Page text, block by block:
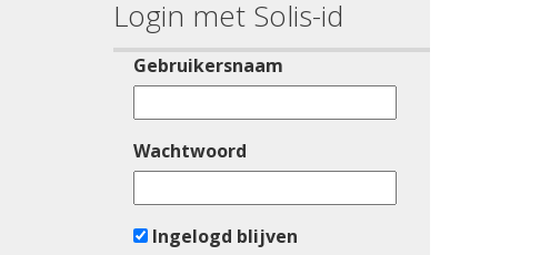
Login met Solis-id
Gebruikersnaam
Wachtwoord
Ingelogd blijven